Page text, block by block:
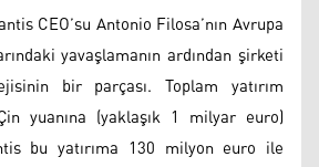
CEO’su Antonio Filosa’nın Avrupa
yavaşlamanın ardından şirketi
bir parçası. Toplam yatırım
yuanına (yaklaşık 1 milyar euro)
bu yatırıma 130 milyon euro ile